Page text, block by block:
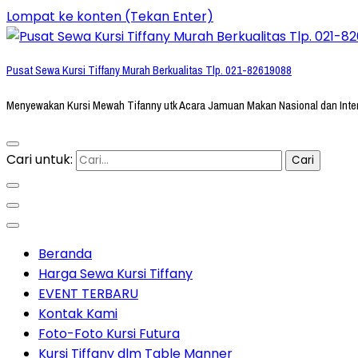
Lompat ke konten (Tekan Enter)
Pusat Sewa Kursi Tiffany Murah Berkualitas Tlp. 021-82619088
Menyewakan Kursi Mewah Tifanny utk Acara Jamuan Makan Nasional dan
Cari untuk:
Beranda
Harga Sewa Kursi Tiffany
EVENT TERBARU
Kontak Kami
Foto-Foto Kursi Futura
Kursi Tiffany dlm Table Manner